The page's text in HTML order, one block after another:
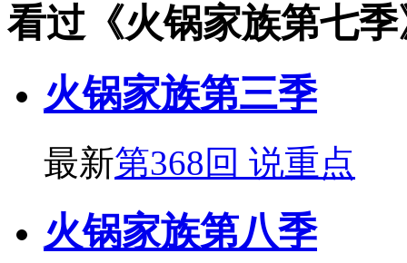
看过《火锅家族第七
火锅家族第三季
最新第368回 说重点
火锅家族第八季